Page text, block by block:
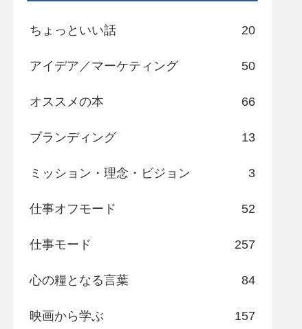
ちょっといい話 20
アイデア／マーケティング 50
オススメの本 66
ブランディング 13
ミッション・理念・ビジョン 3
仕事オフモード 52
仕事モード 257
心の糧となる言葉 84
映画から学ぶ 157